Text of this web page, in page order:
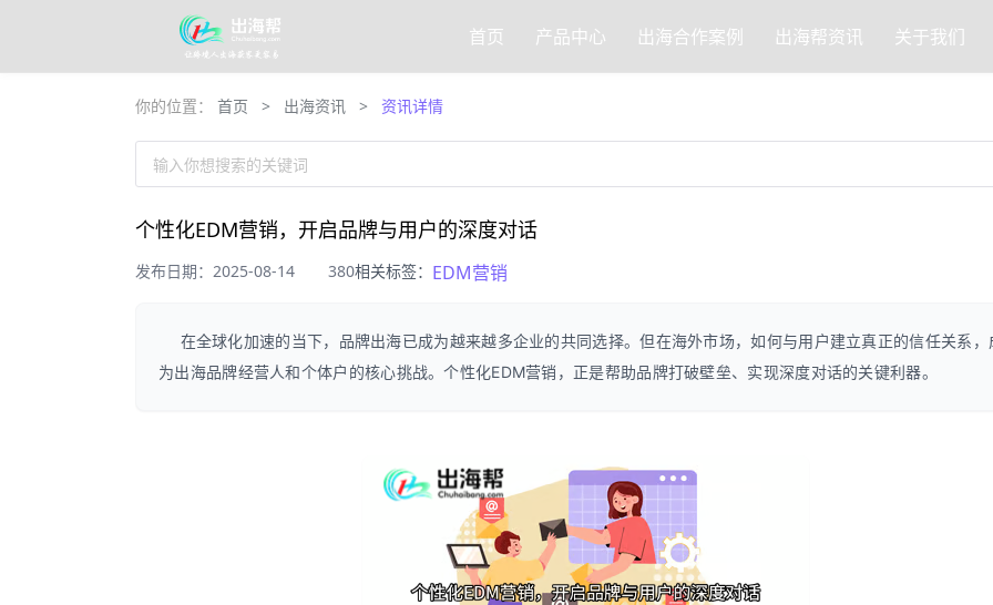
首页 产品中心 出海合作案例 出海帮资讯 关于我们
你的位置： 首页 > 出海资讯 > 资讯详情
输入你想搜索的关键词
个性化EDM营销，开启品牌与用户的深度对话
发布日期：2025-08-14 380相关标签： EDM营销
在全球化加速的当下，品牌出海已成为越来越多企业的共同选择。但在海外市场，如何与用户建立真正的信任关系，
为出海品牌经营人和个体户的核心挑战。个性化EDM营销，正是帮助品牌打破壁垒、实现深度对话的关键利器。